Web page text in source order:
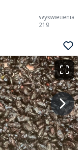
Wyświetlenia
219